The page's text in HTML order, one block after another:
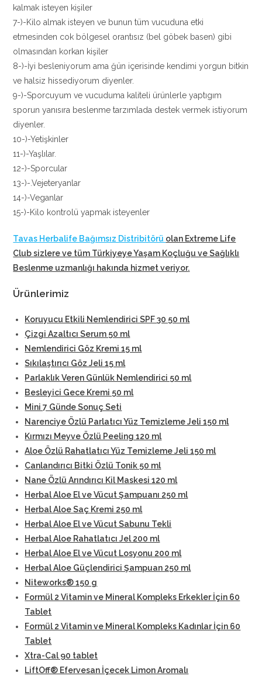
kalmak isteyen kişiler
7-)-Kilo almak isteyen ve bunun tüm vucuduna etki
etmesinden cok bölgesel orantısız (bel göbek basen) gibi
olmasından korkan kişiler
8-)-İyi besleniyorum ama ğün içerisinde kendimi yorgun bitkin
ve halsiz hissediyorum diyenler.
9-)-Sporcuyum ve vucuduma kaliteli ürünlerle yaptıgım
sporun yanısıra beslenme tarzımlada destek vermek istiyorum
diyenler.
10-)-Yetişkinler
11-)-Yaşlılar.
12-)-Sporcular
13-)-.Vejeteryanlar
14-)-Veganlar
15-)-Kilo kontrolü yapmak isteyenler
Tavas Herbalife Bağımsız Distribitörü olan Extreme Life
Club sizlere ve tüm Türkiyeye Yaşam Koçluğu ve Sağlıklı
Beslenme uzmanlığı hakında hizmet veriyor.
Ürünlerimiz
Koruyucu Etkili Nemlendirici SPF 30 50 ml
Çizgi Azaltıcı Serum 50 ml
Nemlendirici Göz Kremi 15 ml
Sıkılaştırıcı Göz Jeli 15 ml
Parlaklık Veren Günlük Nemlendirici 50 ml
Besleyici Gece Kremi 50 ml
Mini 7 Günde Sonuç Seti
Narenciye Özlü Parlatıcı Yüz Temizleme Jeli 150 ml
Kırmızı Meyve Özlü Peeling 120 ml
Aloe Özlü Rahatlatıcı Yüz Temizleme Jeli 150 ml
Canlandırıcı Bitki Özlü Tonik 50 ml
Nane Özlü Arındırıcı Kil Maskesi 120 ml
Herbal Aloe El ve Vücut Şampuanı 250 ml
Herbal Aloe Saç Kremi 250 ml
Herbal Aloe El ve Vücut Sabunu Tekli
Herbal Aloe Rahatlatıcı Jel 200 ml
Herbal Aloe El ve Vücut Losyonu 200 ml
Herbal Aloe Güçlendirici Şampuan 250 ml
Niteworks® 150 g
Formül 2 Vitamin ve Mineral Kompleks Erkekler İçin 60
Tablet
Formül 2 Vitamin ve Mineral Kompleks Kadınlar İçin 60
Tablet
Xtra-Cal 90 tablet
LiftOff® Efervesan İçecek Limon Aromalı